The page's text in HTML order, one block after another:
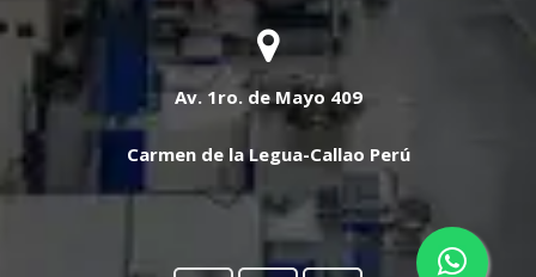
Av. 1ro. de Mayo 409
Carmen de la Legua-Callao Perú